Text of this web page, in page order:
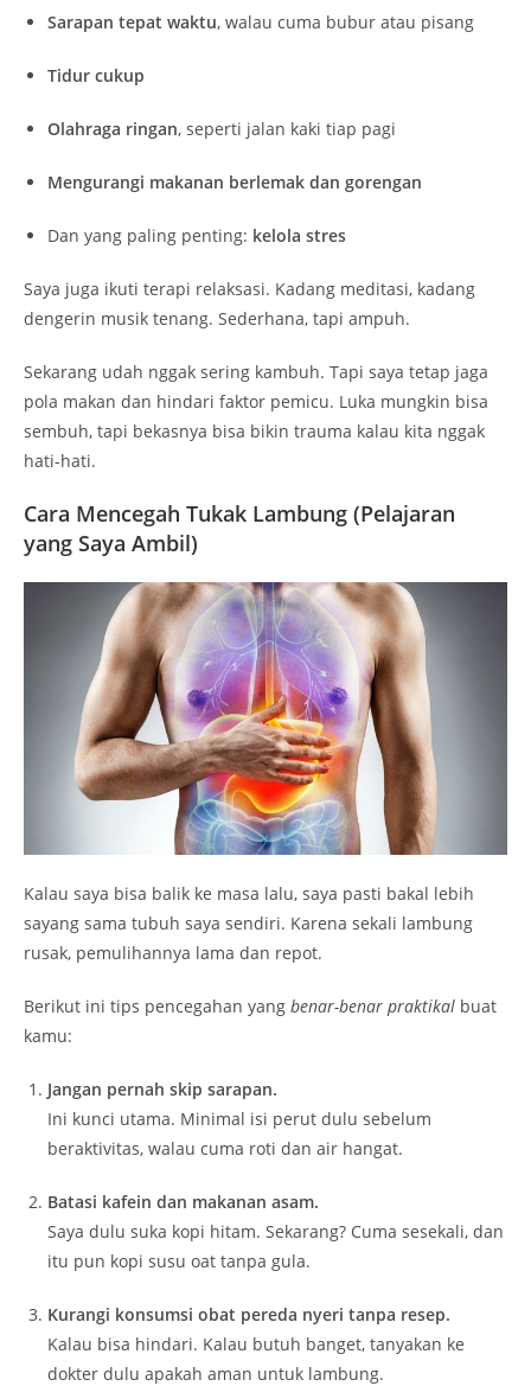
Sarapan tepat waktu, walau cuma bubur atau pisang
Tidur cukup
Olahraga ringan, seperti jalan kaki tiap pagi
Mengurangi makanan berlemak dan gorengan
Dan yang paling penting: kelola stres
Saya juga ikuti terapi relaksasi. Kadang meditasi, kadang
dengerin musik tenang. Sederhana, tapi ampuh.
Sekarang udah nggak sering kambuh. Tapi saya tetap jaga
pola makan dan hindari faktor pemicu. Luka mungkin bisa
sembuh, tapi bekasnya bisa bikin trauma kalau kita nggak
hati-hati.
Cara Mencegah Tukak Lambung (Pelajaran
yang Saya Ambil)
Kalau saya bisa balik ke masa lalu, saya pasti bakal lebih
sayang sama tubuh saya sendiri. Karena sekali lambung
rusak, pemulihannya lama dan repot.
Berikut ini tips pencegahan yang benar-benar praktikal buat
kamu:
Jangan pernah skip sarapan.
Ini kunci utama. Minimal isi perut dulu sebelum
beraktivitas, walau cuma roti dan air hangat.
Batasi kafein dan makanan asam.
Saya dulu suka kopi hitam. Sekarang? Cuma sesekali, dan
itu pun kopi susu oat tanpa gula.
Kurangi konsumsi obat pereda nyeri tanpa resep.
Kalau bisa hindari. Kalau butuh banget, tanyakan ke
dokter dulu apakah aman untuk lambung.